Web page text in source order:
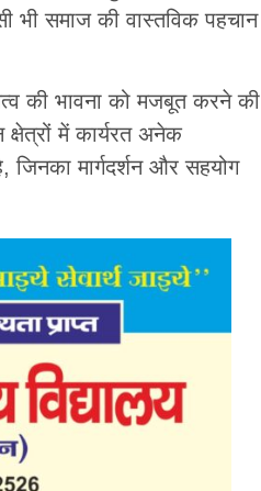
समाज की वास्तविक पहचान
की भावना को मजबूत करने की
में कार्यरत अनेक
मार्गदर्शन और सहयोग